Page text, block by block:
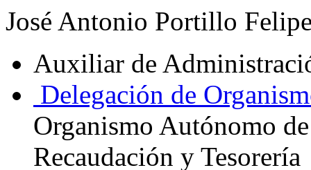
José Antonio Portillo
Auxiliar de
Delegación de
Organismo Autónomo
Recaudación y Tesorería